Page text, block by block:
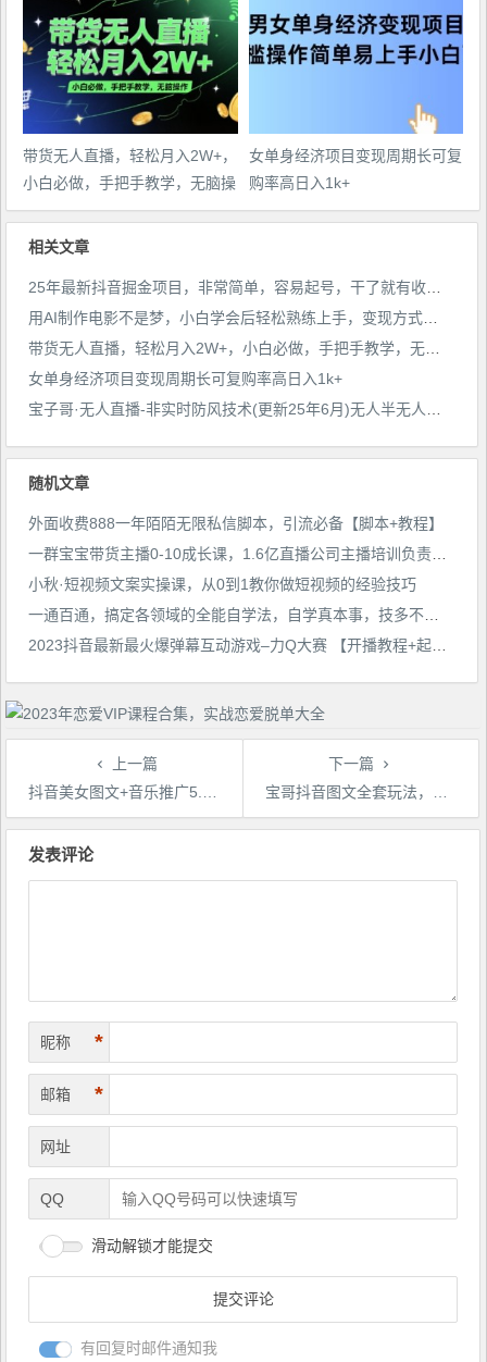
带货无人直播，轻松月入2W+，
小白必做，手把手教学，无脑操
作(附学习资料)
女单身经济项目变现周期长可复
购率高日入1k+
相关文章
女单身经济项目变现周期长可复购率高日入1k+
随机文章
外面收费888一年陌陌无限私信脚本，引流必备【脚本+教程】
小秋·短视频文案实操课，​从0到1教你做短视频的经验技巧
上一篇
抖音美女图文+音乐推广5.0版本，单日单号500+，0本0粉可矩阵，五分钟一个视频【揭秘】
下一篇
宝哥抖音图文全套玩法，外面卖上千快【揭秘】
文
发表评论
昵称 *
邮箱 *
网址
QQ
滑动解锁才能提交
有回复时邮件通知我